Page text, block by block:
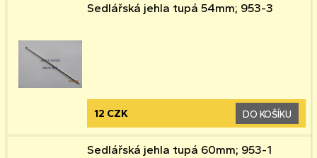
Sedlářská jehla tupá 54mm; 953-3
12 CZK DO KOŠÍKU
Sedlářská jehla tupá 60mm; 953-1